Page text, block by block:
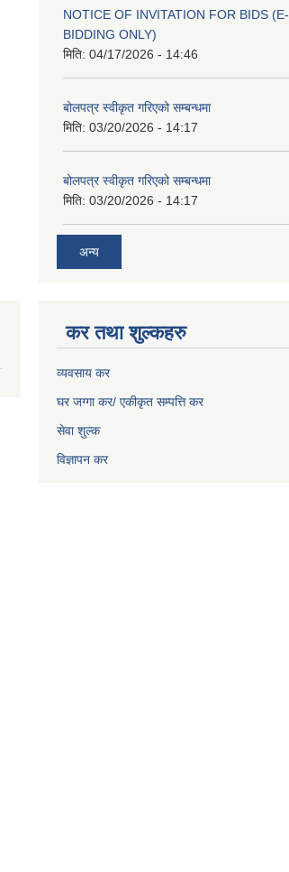
NOTICE OF INVITATION FOR BIDS (E-
BIDDING ONLY)
मिति: 04/17/2026 - 14:46
बोलपत्र स्वीकृत गरिएको सम्बन्धमा
मिति: 03/20/2026 - 14:17
बोलपत्र स्वीकृत गरिएको सम्बन्धमा
मिति: 03/20/2026 - 14:17
अन्य
कर तथा शुल्कहरु
व्यवसाय कर
घर जग्गा कर/ एकीकृत सम्पत्ति कर
सेवा शुल्क
विज्ञापन कर